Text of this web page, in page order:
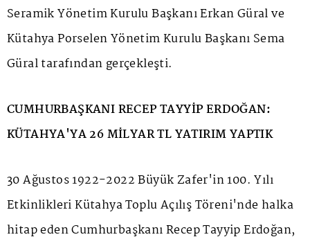
Seramik Yönetim Kurulu Başkanı Erkan Güral ve
Kütahya Porselen Yönetim Kurulu Başkanı Sema
Güral tarafından gerçekleşti.
CUMHURBAŞKANI RECEP TAYYİP ERDOĞAN:
KÜTAHYA'YA 26 MİLYAR TL YATIRIM YAPTIK
30 Ağustos 1922-2022 Büyük Zafer'in 100. Yılı
Etkinlikleri Kütahya Toplu Açılış Töreni'nde halka
hitap eden Cumhurbaşkanı Recep Tayyip Erdoğan,